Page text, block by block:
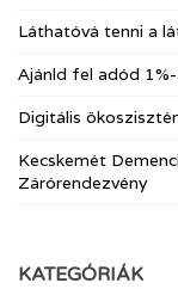
Láthatóvá tenni a
Ajánld fel adód
Digitális
Kecskemét
Zárórendezvény
KATEGÓRIÁK